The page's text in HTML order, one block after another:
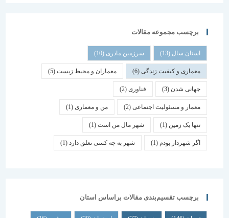
برچسب مجموعه مقالات
استان سال(13) سرزمین مادری(10)
معماری و کیفیت زندگی(6) معماران و محیط زیست(5)
جهانی شدن(3) فناوری (2)
معمار و مسئولیت اجتماعی (2) من و معماری (1)
تنها یک زمین(1) شهر مال من است(1)
اگر شهردار بودم (1) شهر به چه کسی تعلق دارد(1)
برچسب تقسیم‌بندی مقالات براساس استان